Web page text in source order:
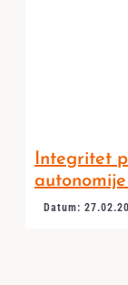
Integritet
Datum: